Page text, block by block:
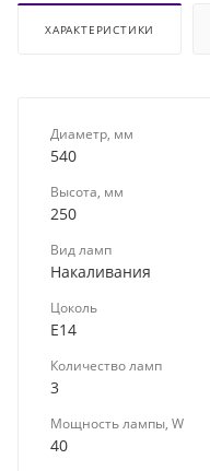
ХАРАКТЕРИСТИКИ
Диаметр, мм
540
Высота, мм
250
Вид ламп
Накаливания
Цоколь
E14
Количество ламп
3
Мощность лампы, W
40